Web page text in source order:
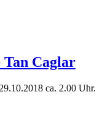
Tan Caglar
ca. 2.00 Uhr.